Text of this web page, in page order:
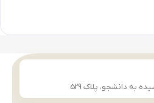
به دانشجو، پلاک 529